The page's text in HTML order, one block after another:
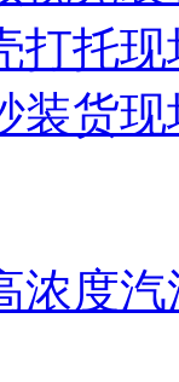
打托现
装货现
浓度